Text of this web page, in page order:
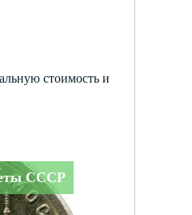
стоимость и
СССР